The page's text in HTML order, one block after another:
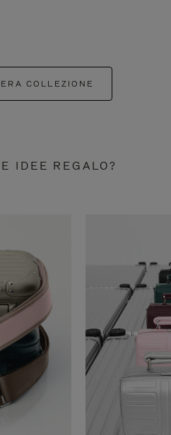
COLLEZIONE
IDEE REGALO?